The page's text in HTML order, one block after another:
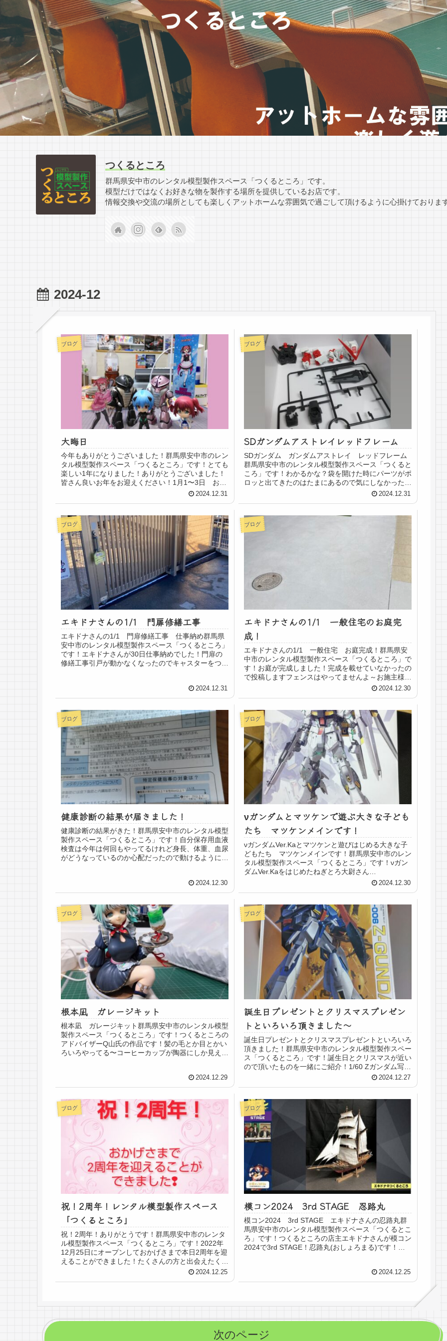
つくるところ
群馬県安中市のレンタル模型製作スペース「つくるところ」です。
模型だけではなくお好きな物を製作する場所を提供しているお店です。
情報交換や交流の場所としても楽しくアットホームな雰囲気で過ごして頂けるように心掛けておりま
2024-12
ブログ
大晦日
今年もありがとうございました！群馬県安中市のレン
タル模型製作スペース「つくるところ」です！とても
楽しい1年になりました！ありがとうございました！
皆さん良いお年をお迎えください！1月1〜3日 お休
みです1月4日から通常運転の予定です！来年もよ...
2024.12.31
ブログ
SDガンダムアストレイレッドフレーム
SDガンダム ガンダムアストレイ レッドフレーム
群馬県安中市のレンタル模型製作スペース「つくると
ころ」です！わかるかな？袋を開けた時にパーツがポ
ロッと出てきたのはたまにあるので気にしなかったけ
れどあーねー！www水性塗料ファレホで塗装しよう...
2024.12.31
ブログ
エキドナさんの1/1 門扉修繕工事
エキドナさんの1/1 門扉修繕工事 仕事納め群馬県
安中市のレンタル模型製作スペース「つくるところ」
です！エキドナさんが30日仕事納めでした！門扉の
修繕工事引戸が動かなくなったのでキャスターをつけ
2024.12.31
ブログ
エキドナさんの1/1 一般住宅のお庭完
成！
エキドナさんの1/1 一般住宅 お庭完成！群馬県安
中市のレンタル模型製作スペース「つくるところ」で
す！お庭が完成しました！完成を載せていなかったの
で投稿しますフェンスはやってませんよ～お施主様に
喜んで頂けて嬉しかったです！幸せのお手伝いがま...
2024.12.30
ブログ
健康診断の結果が届きました！
健康診断の結果がきた！群馬県安中市のレンタル模型
製作スペース「つくるところ」です！自分保存用血液
検査は今年は何回もやってるけれど身長、体重、血尿
がどうなっているのか心配だったので動けるようにな
2024.12.30
ブログ
νガンダムとマツケンで遊ぶ大きな子ども
たち マツケンメインです！
νガンダムVer.Kaとマツケンと遊びはじめる大きな子
どもたち マツケンメインです！群馬県安中市のレン
タル模型製作スペース「つくるところ」です！νガン
ダムVer.Kaをはじめたねぎとろ大尉さん
2024.12.30
ブログ
根本凪 ガレージキット
根本凪 ガレージキット群馬県安中市のレンタル模型
製作スペース「つくるところ」です！つくるところの
アドバイザーQ山氏の作品です！髪の毛とか目とかい
ろいろやってる〜コーヒーカップが陶器にしか見えな
2024.12.29
ブログ
誕生日プレゼントとクリスマスプレゼン
トといろいろ頂きました〜
誕生日プレゼントとクリスマスプレゼントといろいろ
頂きました！群馬県安中市のレンタル模型製作スペー
ス「つくるところ」です！誕生日とクリスマスが近い
ので頂いたものを一緒にご紹介！1/60 Zガンダム写真
ではきれいに写ってるけれどいい感じで古さ満...
2024.12.27
ブログ
祝！2周年！レンタル模型製作スペース
「つくるところ」
祝！2周年！ありがとうです！群馬県安中市のレンタ
ル模型製作スペース「つくるところ」です！2022年
12月25日にオープンしておかげさまで本日2周年を迎
えることができました！たくさんの方と出会えたくさ
んのステキな作品とも出会えたことに感謝しま...
2024.12.25
ブログ
模コン2024 3rd STAGE 忍路丸
模コン2024 3rd STAGE エキドナさんの忍路丸群
馬県安中市のレンタル模型製作スペース「つくるとこ
ろ」です！つくるところの店主エキドナさんが模コン
2024で3rd STAGE！忍路丸(おしょろまる)です！誕
2024.12.25
次のページ